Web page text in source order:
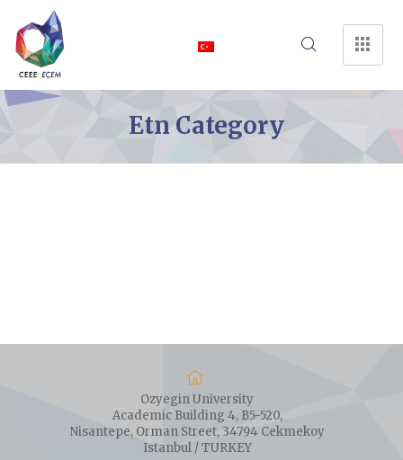
Etn Category
Ozyegin University
Academic Building 4, B5-520,
Nisantepe, Orman Street, 34794 Cekmekoy
Istanbul / TURKEY